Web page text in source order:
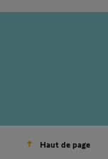
Haut de page